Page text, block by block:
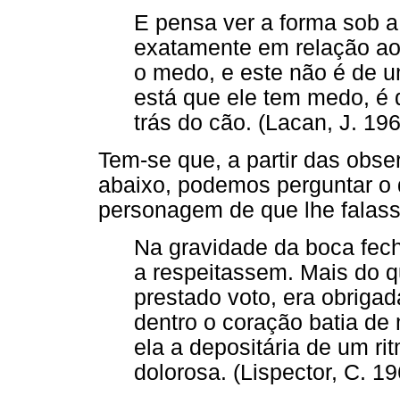
E pensa ver a forma sob
exatamente em relação
o medo, e este não é de
está que ele tem medo, é
trás do cão. (Lacan, J.
Tem-se que, a partir das
abaixo, podemos perguntar
personagem de que lhe
Na gravidade da boca
a respeitassem. Mais do
prestado voto, era
dentro o coração batia
ela a depositária de um
dolorosa. (Lispector, C.